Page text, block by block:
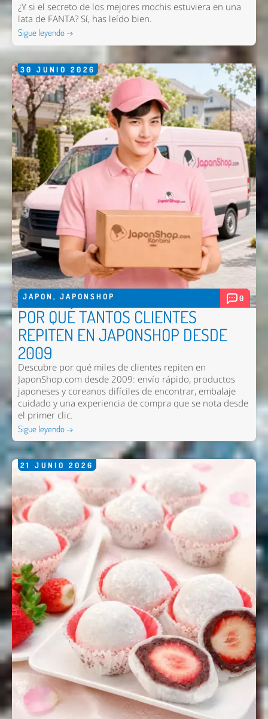
¿Y si el secreto de los mejores mochis estuviera en una
lata de FANTA? Sí, has leído bien.
Sigue leyendo →
30 JUNIO 2026
JAPON , JAPONSHOP 0
POR QUÉ TANTOS CLIENTES
REPITEN EN JAPONSHOP DESDE
2009
Descubre por qué miles de clientes repiten en
JaponShop.com desde 2009: envío rápido, productos
japoneses y coreanos difíciles de encontrar, embalaje
cuidado y una experiencia de compra que se nota desde
el primer clic.
Sigue leyendo →
21 JUNIO 2026